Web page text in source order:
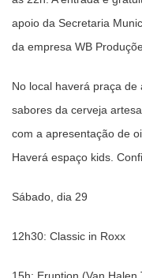
apoio da Secretaria
da empresa WB
No local haverá praça
sabores da cerveja
com a apresentação de
Haverá espaço kids.
Sábado, dia 29
12h30: Classic in Roxx
15h: Eruption (Van Halen